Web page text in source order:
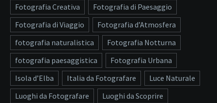
Fotografia Creativa
Fotografia di Paesaggio
Fotografia di Viaggio
Fotografia d’Atmosfera
fotografia naturalistica
Fotografia Notturna
fotografia paesaggistica
Fotografia Urbana
Isola d’Elba
Italia da Fotografare
Luce Naturale
Luoghi da Fotografare
Luoghi da Scoprire